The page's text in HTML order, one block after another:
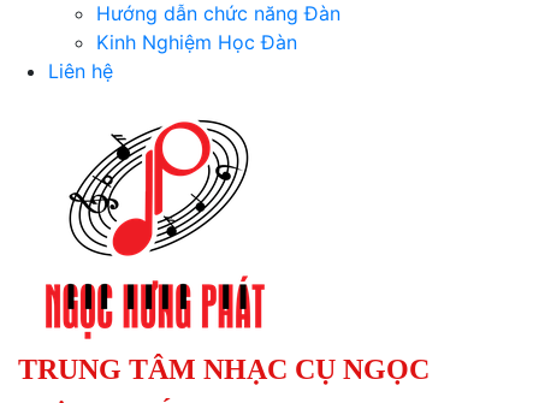
Hướng dẫn chức năng Đàn
Kinh Nghiệm Học Đàn
Liên hệ
TRUNG TÂM NHẠC CỤ NGỌC